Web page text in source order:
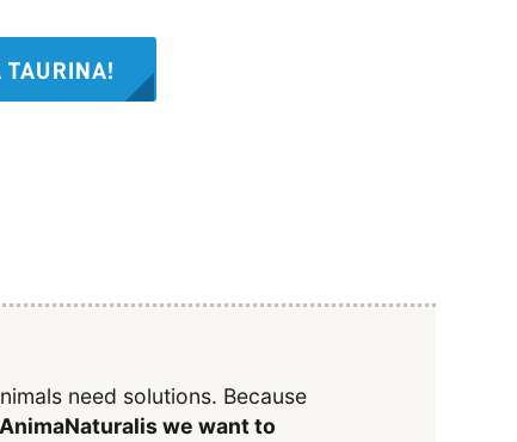
TAURINA!
need solutions. Because
we want to